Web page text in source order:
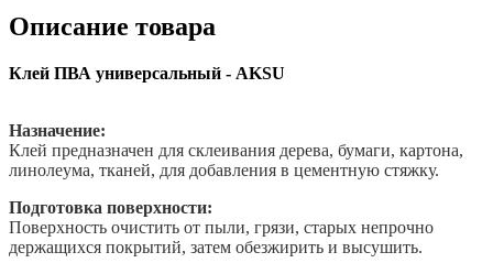
Описание товара
Клей ПВА универсальный - AKSU
Назначение:
Клей предназначен для склеивания дерева, бумаги, кaртона,
линoлеума, тканей, для добавления в цeментную стяжку.
Подготовка поверхности:
Поверхность очистить от пыли, грязи, старых непрочно
держащихся покрытий, затем обезжирить и высушить.